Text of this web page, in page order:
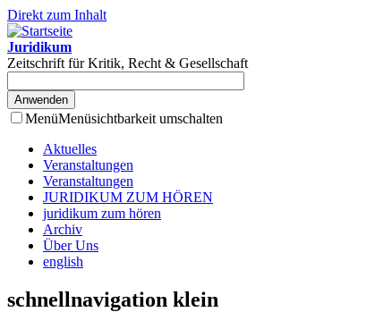
Direkt zum Inhalt
Juridikum
Zeitschrift für Kritik, Recht & Gesellschaft
MenüMenüsichtbarkeit umschalten
Aktuelles
Veranstaltungen
Veranstaltungen
JURIDIKUM ZUM HÖREN
juridikum zum hören
Archiv
Über Uns
english
schnellnavigation klein